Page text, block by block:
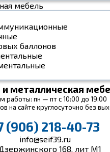
мебель
баллонов
металлическая
работы: пн — пт с 10:00 до 19:00
на сайте круглосуточно без
(906) 218-40-73
info@seif39.ru
168, лит М1